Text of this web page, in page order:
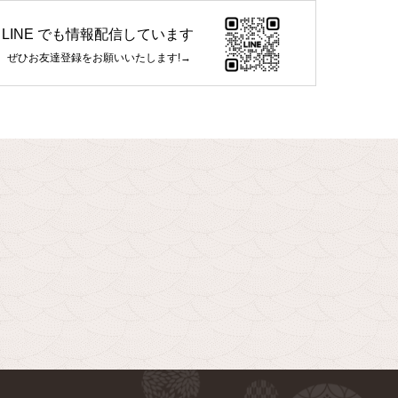
LINE でも情報配信しています
ぜひお友達登録をお願いいたします!→